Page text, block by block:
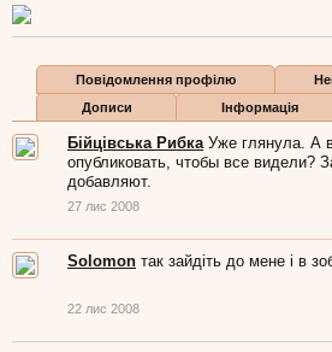
Повідомлення профілю
Дописи
Інформація
Бійцівська Рибка Уже глянула. А
опубликовать, чтобы все видели?
добавляют.
27 лис 2008
Solomon так зайдіть до мене і в
22 лис 2008